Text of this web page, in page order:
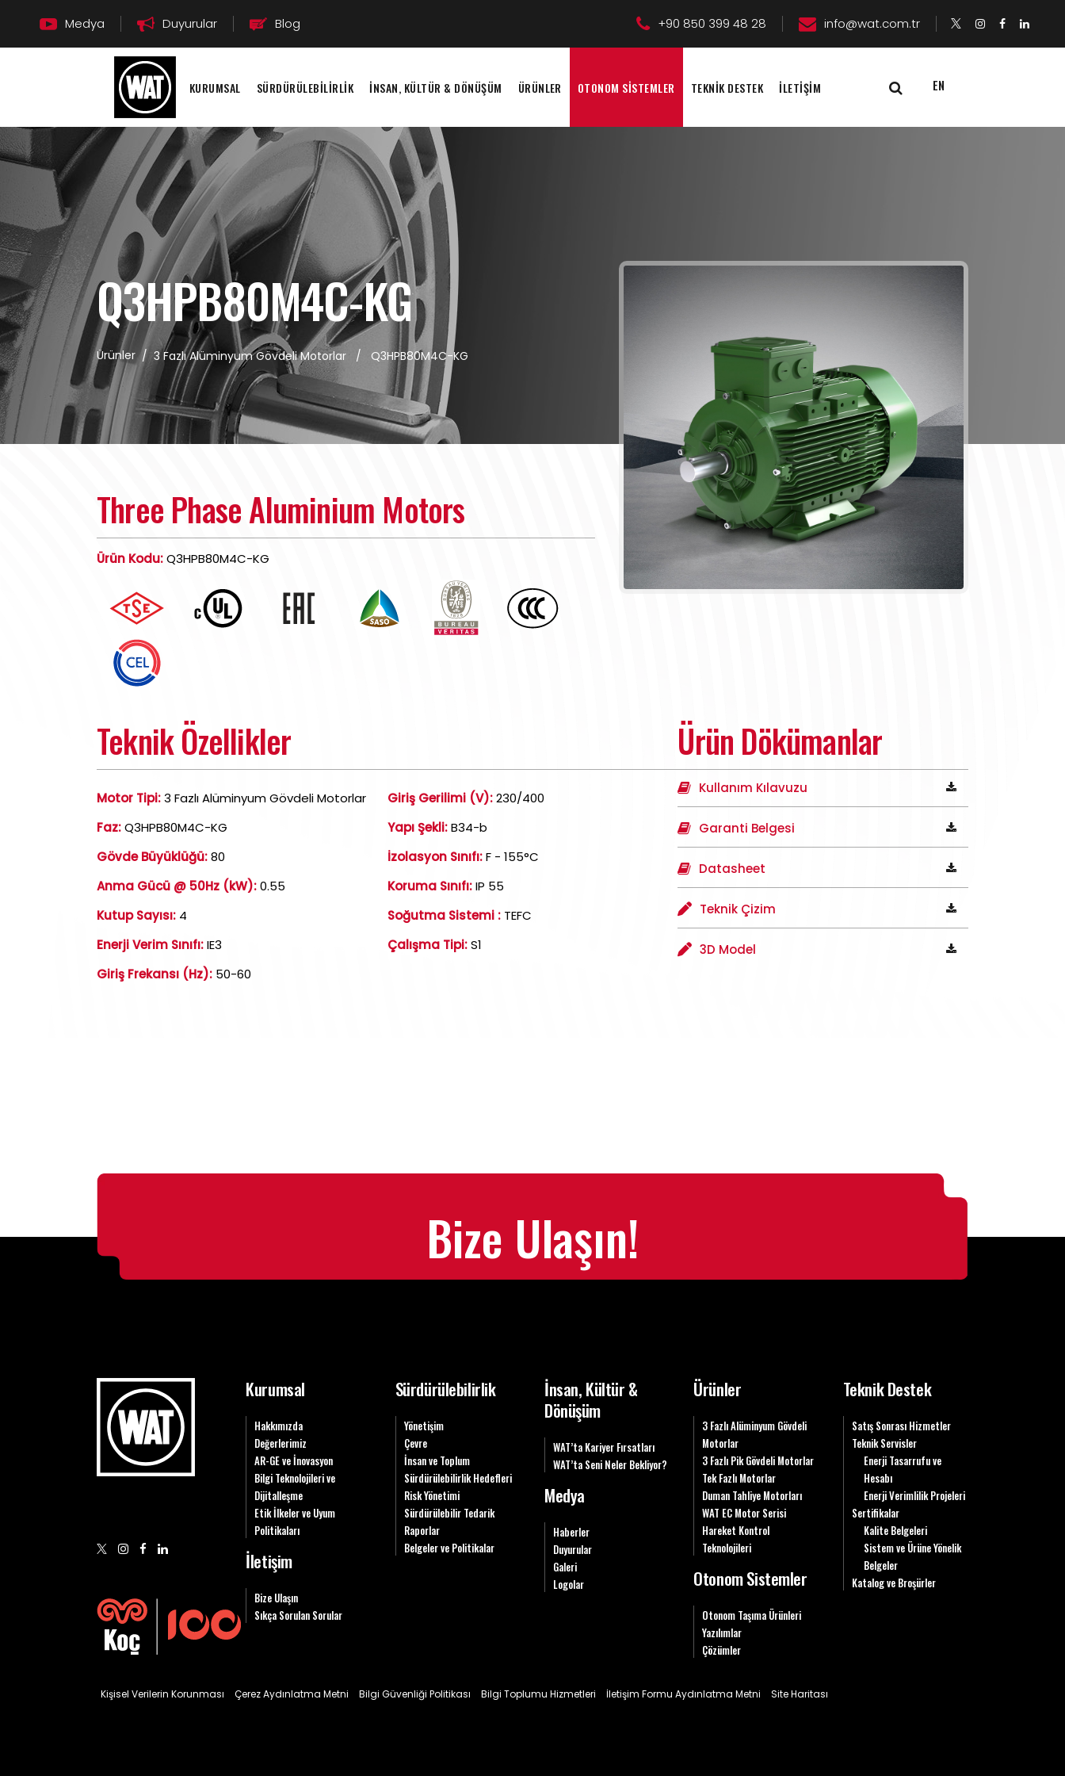
Medya Duyurular Blog +90 850 399 48 28 info@wat.com.tr
KURUMSAL SÜRDÜRÜLEBİLİRLİK İNSAN, KÜLTÜR & DÖNÜŞÜM ÜRÜNLER OTONOM SİSTEMLER TEKNİK DESTEK İLETİŞİM EN
Q3HPB80M4C-KG
Ürünler/ 3 Fazlı Alüminyum Gövdeli Motorlar / Q3HPB80M4C-KG
Three Phase Aluminium Motors
Ürün Kodu:Q3HPB80M4C-KG
Teknik Özellikler
Motor Tipi:3 Fazlı Alüminyum Gövdeli Motorlar
Faz:Q3HPB80M4C-KG
Gövde Büyüklüğü:80
Anma Gücü @ 50Hz (kW):0.55
Kutup Sayısı: 4
Enerji Verim Sınıfı:IE3
Giriş Frekansı (Hz): 50-60
Giriş Gerilimi (V):230/400
Yapı Şekli:B34-b
İzolasyon Sınıfı:F - 155°C
Koruma Sınıfı:IP 55
Soğutma Sistemi :TEFC
Çalışma Tipi:S1
Ürün Dökümanlar
Kullanım Kılavuzu
Garanti Belgesi
Datasheet
Teknik Çizim
3D Model
Bize Ulaşın!
Kurumsal
Hakkımızda
Değerlerimiz
AR-GE ve İnovasyon
Bilgi Teknolojileri ve
Dijitalleşme
Etik İlkeler ve Uyum
Politikaları
İletişim
Bize Ulaşın
Sıkça Sorulan Sorular
Sürdürülebilirlik
Yönetişim
Çevre
İnsan ve Toplum
Sürdürülebilirlik Hedefleri
Risk Yönetimi
Sürdürülebilir Tedarik
Raporlar
Belgeler ve Politikalar
İnsan, Kültür &
Dönüşüm
WAT’ta Kariyer Fırsatları
WAT’ta Seni Neler Bekliyor?
Medya
Haberler
Duyurular
Galeri
Logolar
Ürünler
3 Fazlı Alüminyum Gövdeli
Motorlar
3 Fazlı Pik Gövdeli Motorlar
Tek Fazlı Motorlar
Duman Tahliye Motorları
WAT EC Motor Serisi
Hareket Kontrol
Teknolojileri
Otonom Sistemler
Otonom Taşıma Ürünleri
Yazılımlar
Çözümler
Teknik Destek
Satış Sonrası Hizmetler
Teknik Servisler
Enerji Tasarrufu ve
Hesabı
Enerji Verimlilik Projeleri
Sertifikalar
Kalite Belgeleri
Sistem ve Ürüne Yönelik
Belgeler
Katalog ve Broşürler
Kişisel Verilerin Korunması Çerez Aydınlatma Metni Bilgi Güvenliği Politikası Bilgi Toplumu Hizmetleri İletişim Formu Aydınlatma Metni Site Haritası